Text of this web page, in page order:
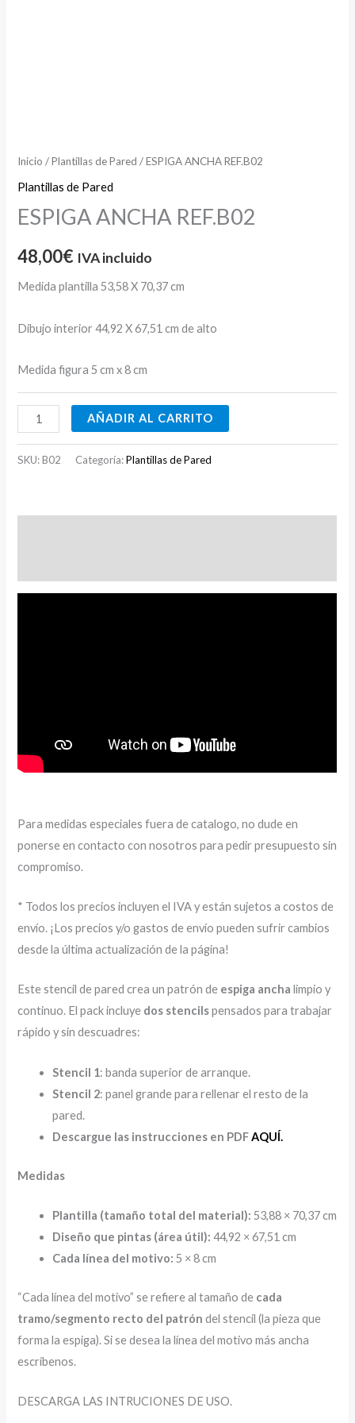
Inicio /Plantillas de Pared / ESPIGA ANCHA REF.B02
Plantillas de Pared
ESPIGA ANCHA REF.B02
48,00€ IVA incluido
Medida plantilla 53,58 X 70,37 cm
Dibujo interior 44,92 X 67,51 cm de alto
Medida figura 5 cm x 8 cm
AÑADIR AL CARRITO
SKU:B02 Categoría:Plantillas de Pared
Para medidas especiales fuera de catalogo, no dude en
ponerse en contacto con nosotros para pedir presupuesto sin
compromiso.
* Todos los precios incluyen el IVA y están sujetos a costos de
envío. ¡Los precios y/o gastos de envío pueden sufrir cambios
desde la última actualización de la página!
Este stencil de pared crea un patrón de espiga ancha limpio y
continuo. El pack incluye dos stencilspensados para trabajar
rápido y sin descuadres:
Stencil 1: banda superior de arranque.
Stencil 2: panel grande para rellenar el resto de la
pared.
Descargue las instrucciones en PDFAQUÍ.
Medidas
Plantilla (tamaño total del material): 53,88 × 70,37 cm
Diseño que pintas (área útil): 44,92 × 67,51 cm
Cada línea del motivo: 5 × 8 cm
“Cada línea del motivo” se refiere al tamaño de cada
tramo/segmento recto del patrón del stencil (la pieza que
forma la espiga). Si se desea la línea del motivo más ancha
escríbenos.
DESCARGA LAS INTRUCIONES DE USO.